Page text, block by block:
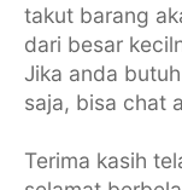
takut barang
dari besar
Jika anda
saja, bisa chat
Terima kasih